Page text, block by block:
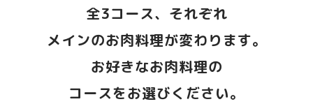
全3コース、それぞれ
メインのお肉料理が変わります。
お好きなお肉料理の
コースをお選びください。